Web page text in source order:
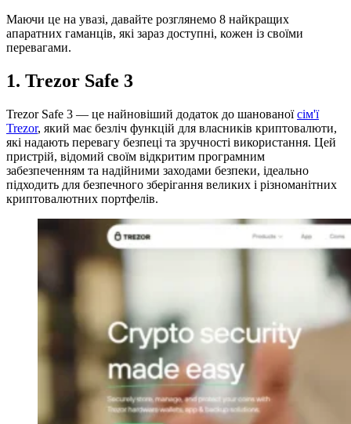
Маючи це на увазі, давайте розглянемо 8 найкращих
апаратних гаманців, які зараз доступні, кожен із своїми
перевагами.
1. Trezor Safe 3
Trezor Safe 3 — це найновіший додаток до шанованоїсім'ї
Trezor, який має безліч функцій для власників криптовалюти,
які надають перевагу безпеці та зручності використання. Цей
пристрій, відомий своїм відкритим програмним
забезпеченням та надійними заходами безпеки, ідеально
підходить для безпечного зберігання великих і різноманітних
криптовалютних портфелів.